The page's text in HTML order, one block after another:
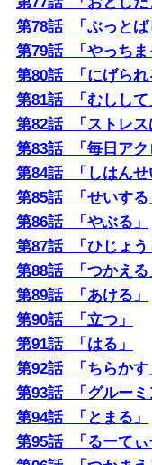
母はやたらと庭の
精込めて手入れし
枝で家が傷むとか
かしら理由をつけ
家のそばの木の枝
り高くてどうみて
よくニュースにな
きないかの判断が
第78話 「ぶっとば
第79話 「やっちま
第80話 「にげられ
第81話 「むしして
第82話 「ストレス
第83話 「毎日アク
第84話 「しはんせ
第85話 「せいする
第86話 「やぶる」
第87話 「ひじょう
第88話 「つかえる
第89話 「あける」
第90話 「立つ」
第91話 「はる」
第92話 「ちらかす
第93話 「グルーミ
第94話 「とまる」
第95話 「るーてぃ